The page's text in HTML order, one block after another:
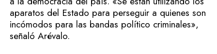
aparatos del Estado para perseguir a quienes son
incómodos para las bandas político criminales»,
señaló Arévalo.